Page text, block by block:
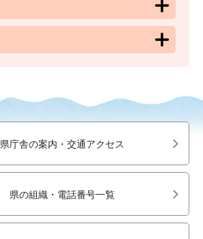
県庁舎の案内・交通アクセス
県の組織・電話番号一覧